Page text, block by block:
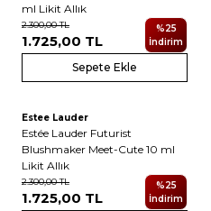
ml Likit Allık
2.300,00TL
1.725,00 TL
%25
İndirim
Sepete Ekle
Yeni
3
Estee Lauder
Estée Lauder Futurist
Blushmaker Meet-Cute 10 ml
Likit Allık
2.300,00TL
1.725,00 TL
%25
İndirim